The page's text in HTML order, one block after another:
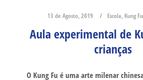
13 de Agosto, 2019 Escola, Kung Fu
Aula experimental de
crianças
O Kung Fu é uma arte milenar